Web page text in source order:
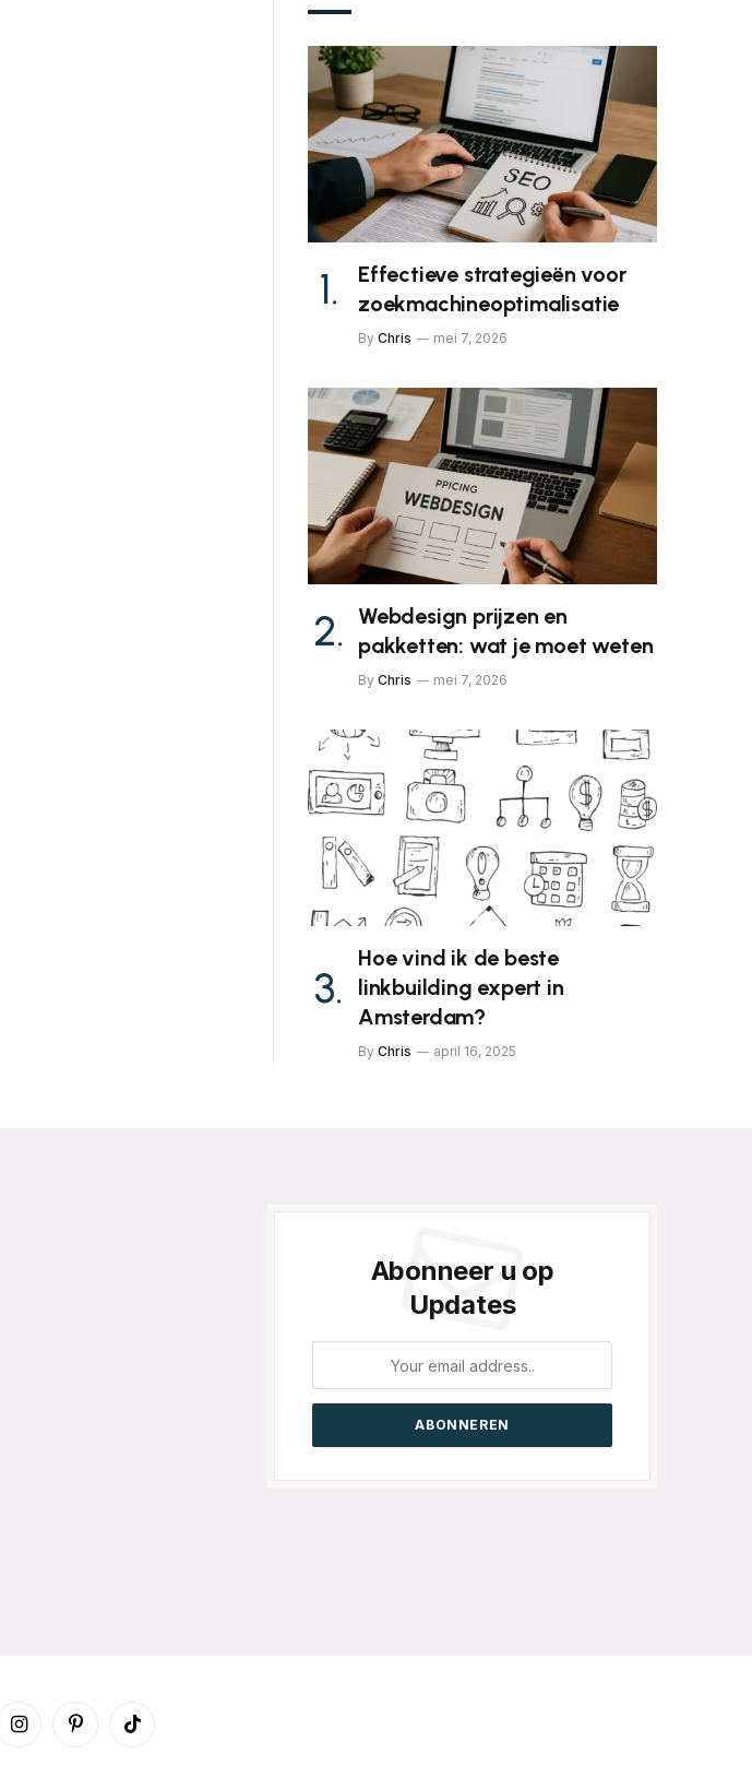
Effectieve strategieën voor
zoekmachineoptimalisatie
By Chris mei 7, 2026
Webdesign prijzen en
pakketten: wat je moet weten
By Chris mei 7, 2026
Hoe vind ik de beste
linkbuilding expert in
Amsterdam?
By Chris april 16, 2025
Abonneer u op
Updates
InstagramPinterestTikTok